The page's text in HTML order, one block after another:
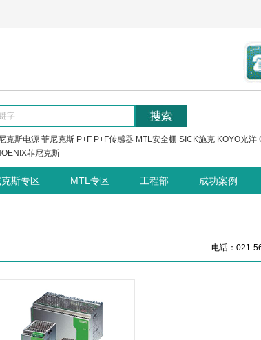
克斯电源 菲尼克斯 P+F P+F传感器 MTL安全栅 SICK施克 KOYO光洋
菲尼克斯
斯专区 MTL专区 工程部 成功案例
电话：021-